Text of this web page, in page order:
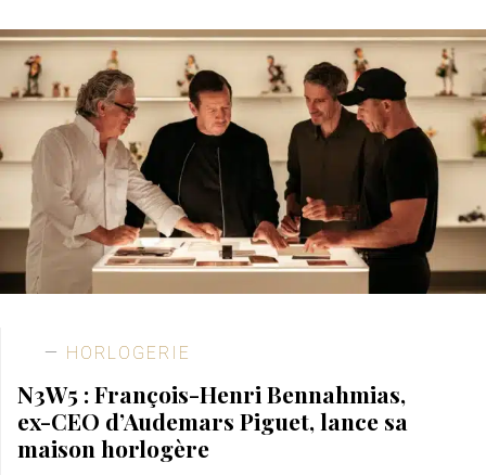
HORLOGERIE
N3W5 : François-Henri Bennahmias,
ex-CEO d’Audemars Piguet, lance sa
maison horlogère